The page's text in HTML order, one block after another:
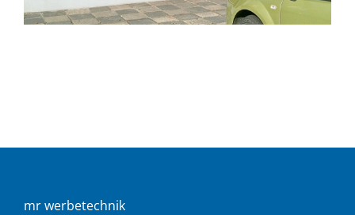
mr werbetechnik